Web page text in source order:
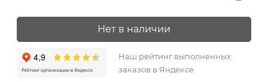
Нет в наличии
Наш рейтинг выполненных
заказов в Яндексе